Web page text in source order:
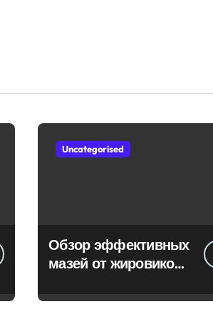
Uncategorised
Обзор эффективных
мазей от жировиков
эффектом